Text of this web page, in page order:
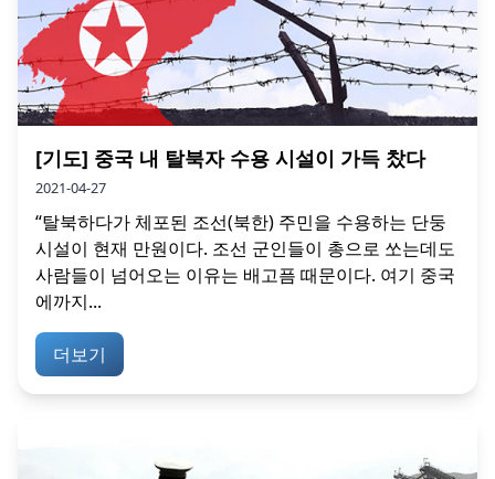
[기도] 중국 내 탈북자 수용 시설이 가득 찼다
2021-04-27
“탈북하다가 체포된 조선(북한) 주민을 수용하는 단둥
시설이 현재 만원이다. 조선 군인들이 총으로 쏘는데도
사람들이 넘어오는 이유는 배고픔 때문이다. 여기 중국
에까지...
더보기